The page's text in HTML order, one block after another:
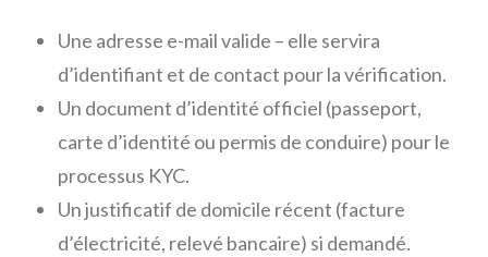
Une adresse e-mail valide – elle servira
d’identifiant et de contact pour la vérification.
Un document d’identité officiel (passeport,
carte d’identité ou permis de conduire) pour le
processus KYC.
Un justificatif de domicile récent (facture
d’électricité, relevé bancaire) si demandé.